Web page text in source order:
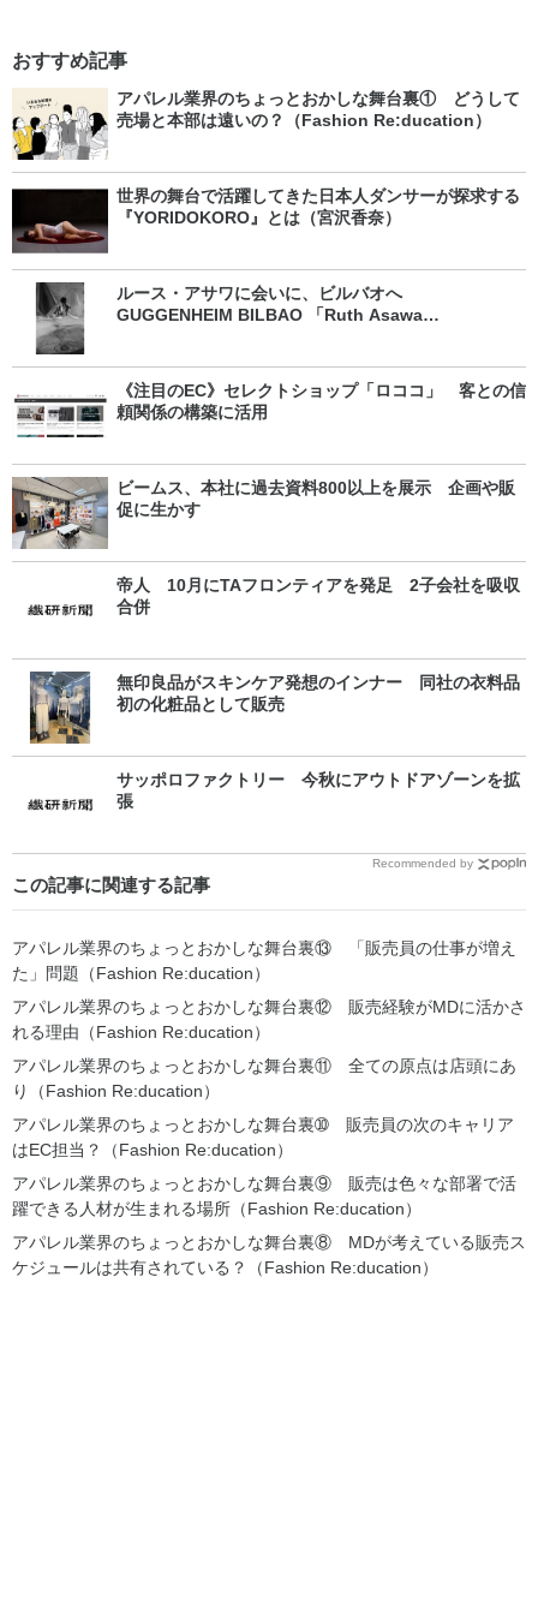
おすすめ記事
アパレル業界のちょっとおかしな舞台裏① どうして
売場と本部は遠いの？（Fashion Re:ducation）
世界の舞台で活躍してきた日本人ダンサーが探求する
『YORIDOKORO』とは（宮沢香奈）
ルース・アサワに会いに、ビルバオへ
GUGGENHEIM BILBAO 「Ruth Asawa
《注目のEC》セレクトショップ「ロココ」 客との信
頼関係の構築に活用
ビームス、本社に過去資料800以上を展示 企画や販
促に生かす
帝人 10月にTAフロンティアを発足 2子会社を吸収
合併
無印良品がスキンケア発想のインナー 同社の衣料品
初の化粧品として販売
サッポロファクトリー 今秋にアウトドアゾーンを拡
張
Recommended by
この記事に関連する記事
アパレル業界のちょっとおかしな舞台裏⑬ 「販売員の仕事が増え
た」問題（Fashion Re:ducation）
アパレル業界のちょっとおかしな舞台裏⑫ 販売経験がMDに活かさ
れる理由（Fashion Re:ducation）
アパレル業界のちょっとおかしな舞台裏⑪ 全ての原点は店頭にあ
り（Fashion Re:ducation）
アパレル業界のちょっとおかしな舞台裏➉ 販売員の次のキャリア
はEC担当？（Fashion Re:ducation）
アパレル業界のちょっとおかしな舞台裏⑨ 販売は色々な部署で活
躍できる人材が生まれる場所（Fashion Re:ducation）
アパレル業界のちょっとおかしな舞台裏⑧ MDが考えている販売ス
ケジュールは共有されている？（Fashion Re:ducation）